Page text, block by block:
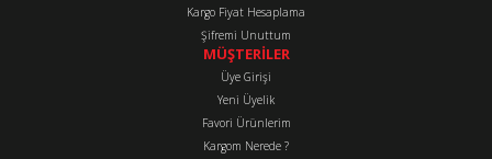
Kargo Fiyat Hesaplama
Şifremi Unuttum
MÜŞTERİLER
Üye Girişi
Yeni Üyelik
Favori Ürünlerim
Kargom Nerede ?